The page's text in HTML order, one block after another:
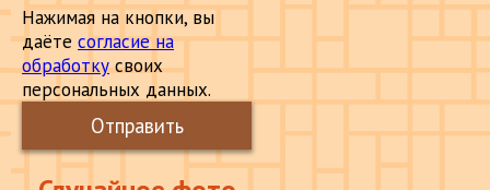
Нажимая на кнопки, вы
даёте согласие на
обработкусвоих
персональных данных.
Отправить